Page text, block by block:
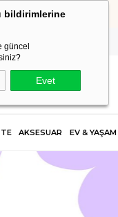
bildirimlerine
güncel
Evet
AKSESUAR EV & YAŞAM